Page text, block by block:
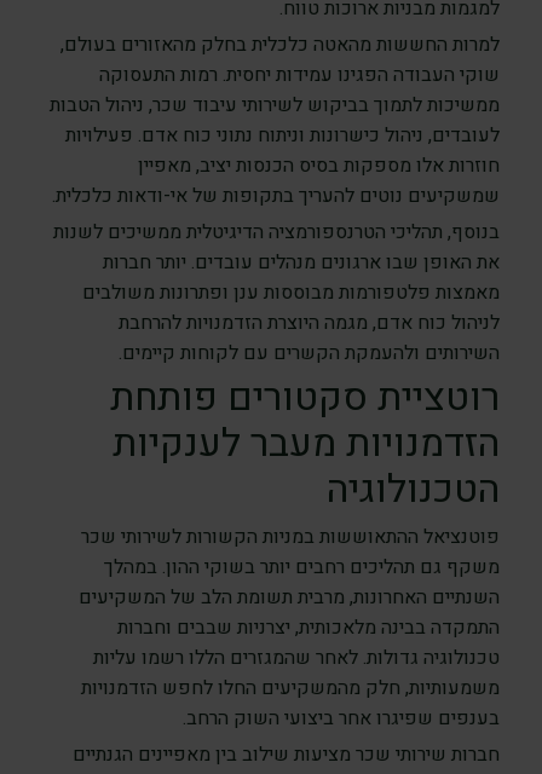
למגמות מבניות ארוכות טווח.
למרות החששות מהאטה כלכלית בחלק מהאזורים בעולם,
שוקי העבודה הפגינו עמידות יחסית. רמות התעסוקה
ממשיכות לתמוך בביקוש לשירותי עיבוד שכר, ניהול הטבות
לעובדים, ניהול כישרונות וניתוח נתוני כוח אדם. פעילויות
חוזרות אלו מספקות בסיס הכנסות יציב, מאפיין
שמשקיעים נוטים להעריך בתקופות של אי-ודאות כלכלית.
בנוסף, תהליכי הטרנספורמציה הדיגיטלית ממשיכים לשנות
את האופן שבו ארגונים מנהלים עובדים. יותר חברות
מאמצות פלטפורמות מבוססות ענן ופתרונות משולבים
לניהול כוח אדם, מגמה היוצרת הזדמנויות להרחבת
השירותים ולהעמקת הקשרים עם לקוחות קיימים.
רוטציית סקטורים פותחת
הזדמנויות מעבר לענקיות
הטכנולוגיה
פוטנציאל ההתאוששות במניות הקשורות לשירותי שכר
משקף גם תהליכים רחבים יותר בשוקי ההון. במהלך
השנתיים האחרונות, מרבית תשומת הלב של המשקיעים
התמקדה בבינה מלאכותית, יצרניות שבבים וחברות
טכנולוגיה גדולות. לאחר שהמגזרים הללו רשמו עליות
משמעותיות, חלק מהמשקיעים החלו לחפש הזדמנויות
בענפים שפיגרו אחר ביצועי השוק הרחב.
חברות שירותי שכר מציעות שילוב בין מאפיינים הגנתיים